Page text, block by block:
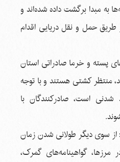
به مبدا برگشت داده شده‌اند و
طریق حمل و نقل دریایی اقدام
پسته و خرما صادراتی استان
منتظر کشتی هستند و با توجه
شدنی است، صادرکنندگان با
سوی دیگر طولانی شدن زمان
گواهینامه‌های گمرک،